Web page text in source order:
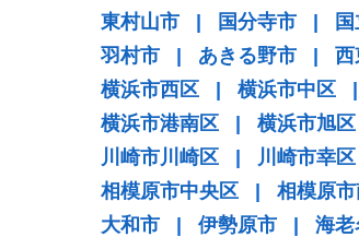
東村山市
| 国分寺市 |
羽村市
| あきる野市 | 西
横浜市西区
| 横浜市中区 |
横浜市港南区
| 横浜市旭区
川崎市川崎区
| 川崎市幸区
相模原市中央区
| 相模原
大和市
| 伊勢原市 | 海老